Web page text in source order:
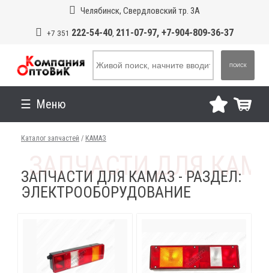
Челябинск, Свердловский тр. 3А
+7 351 222-54-40, 211-07-97, +7-904-809-36-37
ПОИСК
Меню
Каталог запчастей / КАМАЗ
ЗАПЧАСТИ ДЛЯ КАМАЗ - РАЗДЕЛ:
ЭЛЕКТРООБОРУДОВАНИЕ